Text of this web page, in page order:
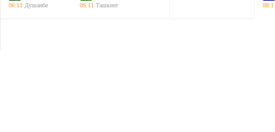
06:11 Душанбе
06:11 Ташкент